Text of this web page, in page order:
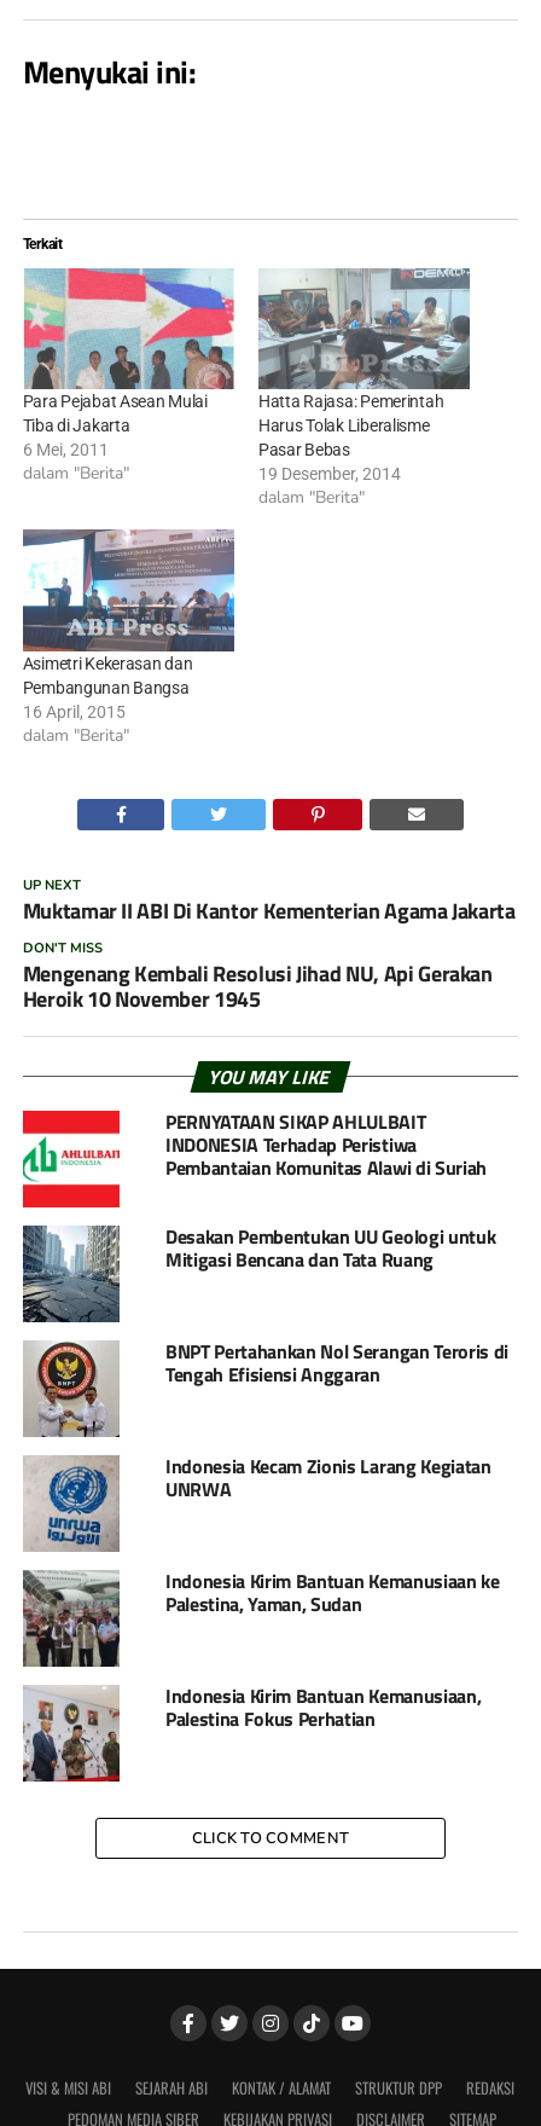
Menyukai ini:
Terkait
Para Pejabat Asean Mulai
Tiba di Jakarta
6 Mei, 2011
dalam "Berita"
Hatta Rajasa: Pemerintah
Harus Tolak Liberalisme
Pasar Bebas
19 Desember, 2014
dalam "Berita"
Asimetri Kekerasan dan
Pembangunan Bangsa
16 April, 2015
dalam "Berita"
UP NEXT
Muktamar II ABI Di Kantor Kementerian Agama Jakarta
DON'T MISS
Mengenang Kembali Resolusi Jihad NU, Api Gerakan
Heroik 10 November 1945
YOU MAY LIKE
PERNYATAAN SIKAP AHLULBAIT
INDONESIA Terhadap Peristiwa
Pembantaian Komunitas Alawi di Suriah
Desakan Pembentukan UU Geologi untuk
Mitigasi Bencana dan Tata Ruang
BNPT Pertahankan Nol Serangan Teroris di
Tengah Efisiensi Anggaran
Indonesia Kecam Zionis Larang Kegiatan
UNRWA
Indonesia Kirim Bantuan Kemanusiaan ke
Palestina, Yaman, Sudan
Indonesia Kirim Bantuan Kemanusiaan,
Palestina Fokus Perhatian
CLICK TO COMMENT
VISI & MISI ABI SEJARAH ABI KONTAK / ALAMAT STRUKTUR DPP
REDAKSI
PEDOMAN MEDIA SIBER
KEBIJAKAN PRIVASI DISCLAIMER SITEMAP